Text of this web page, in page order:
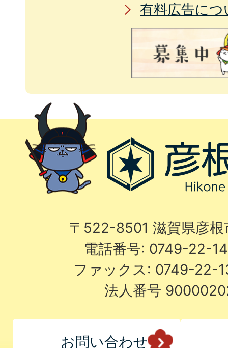
有料広告につ
〒522-8501 滋賀県彦
電話番号: 0749-22-
ファックス: 0749-22-
法人番号
お問い合わせ